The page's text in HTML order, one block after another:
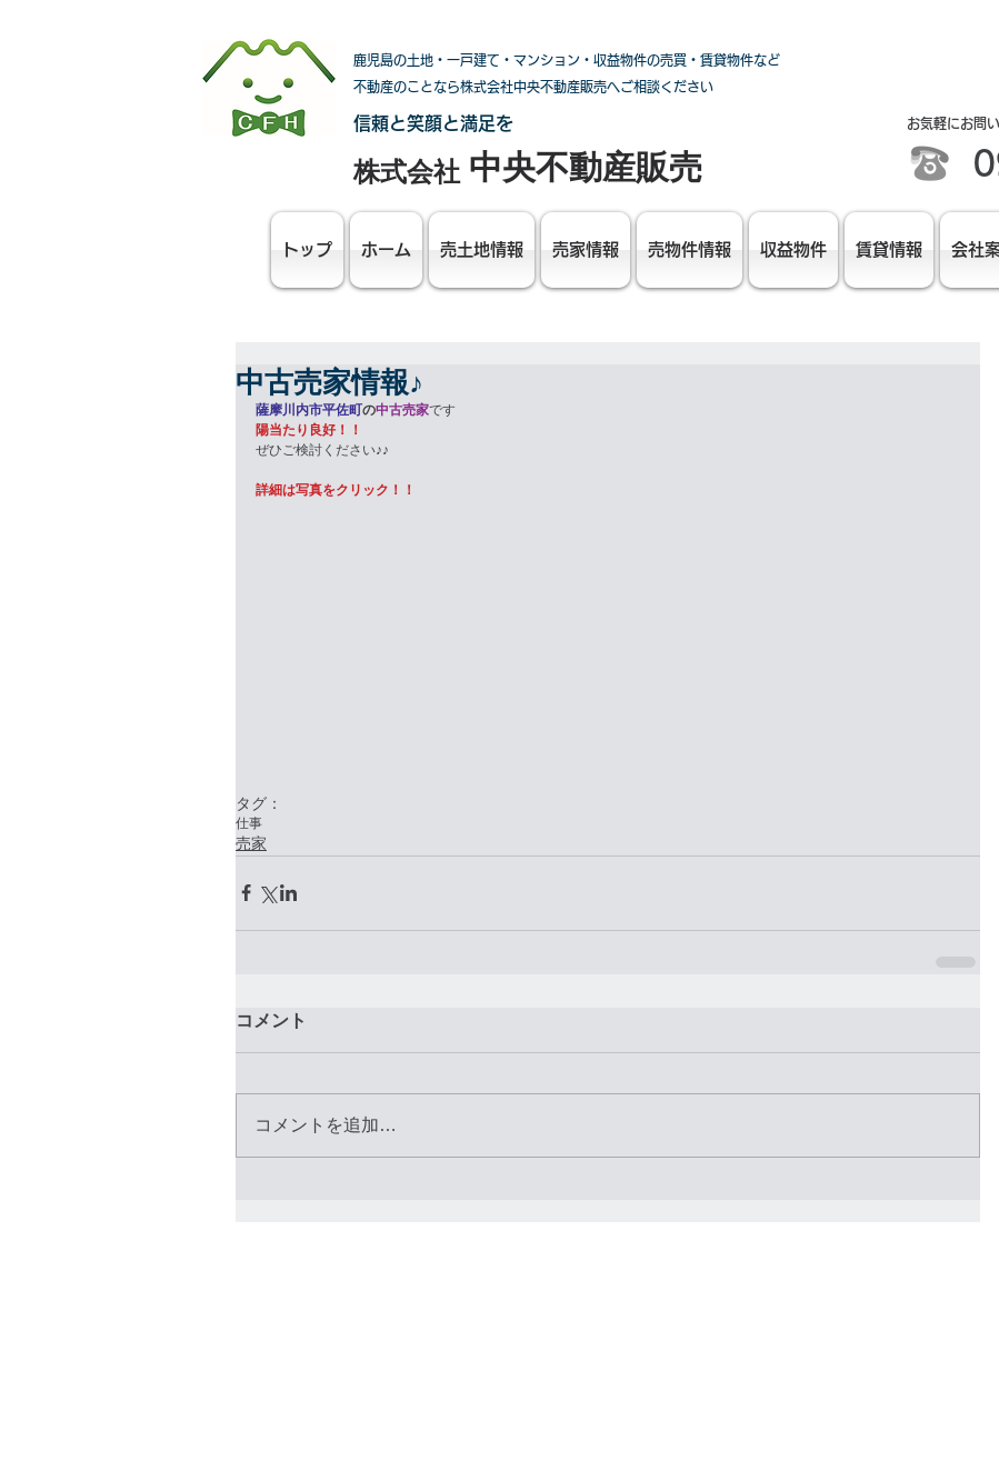
鹿児島の土地・一戸建て・マンション・収益物件の売買・賃貸物件など
不動産のことなら株式会社中央不動産販売へご相談ください
信頼と笑顔と満足を
株式会社 中央不動産販売
お気軽にお問
トップ ホーム 売土地情報 売家情報 売物件情報 収益物件 賃貸情報 会社
中古売家情報♪
薩摩川内市平佐町の中古売家です
陽当たり良好！！
ぜひご検討ください♪♪
詳細は写真をクリック！！
タグ：
仕事
売家
コメント
コメントを追加…